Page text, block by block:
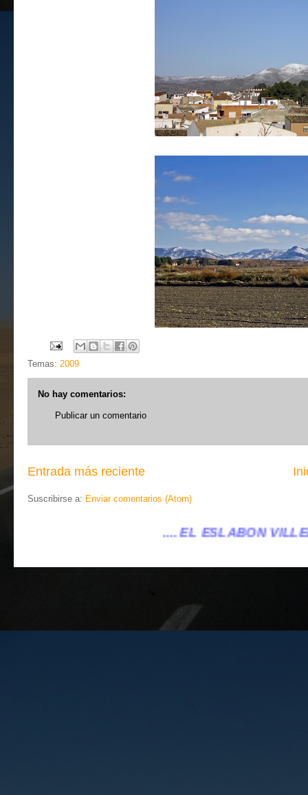
Temas: 2009
No hay comentarios:
Publicar un comentario
Entrada más reciente
Suscribirse a: Enviar comentarios (Atom)
.... EL ESLABÓN VILLENA ...